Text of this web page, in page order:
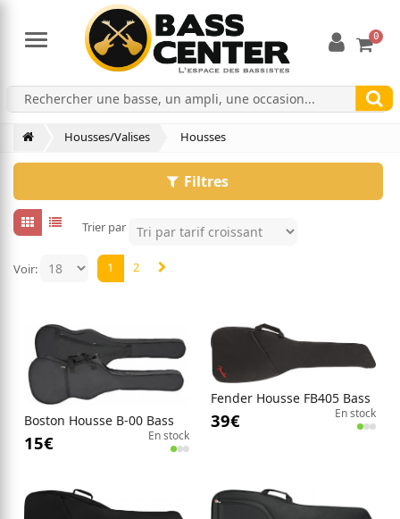
Menu 0
Housses/Valises Housses
Filtres
Trier par
Voir: 1 2
Boston Housse B-00 Bass
15€ En stock
Fender Housse FB405 Bass
39€ En stock